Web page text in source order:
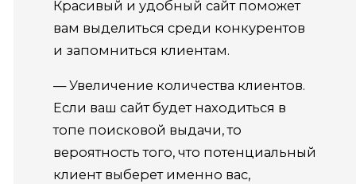
Красивый и удобный сайт поможет
вам выделиться среди конкурентов
и запомниться клиентам.
— Увеличение количества клиентов.
Если ваш сайт будет находиться в
топе поисковой выдачи, то
вероятность того, что потенциальный
клиент выберет именно вас,